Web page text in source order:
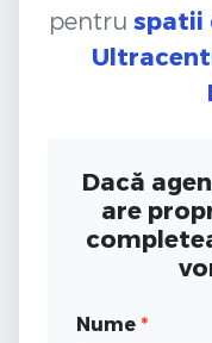
pentru spatii
Dacă
are
Nume *